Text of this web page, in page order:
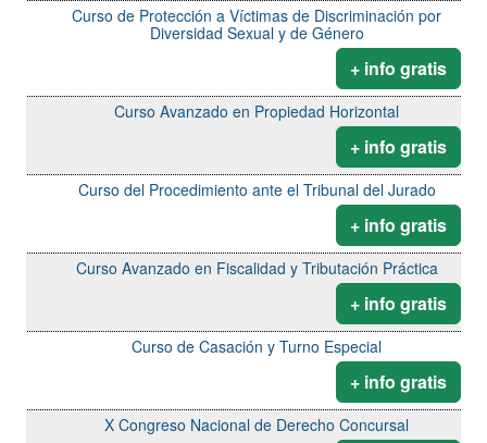
Curso de Protección a Víctimas de Discriminación por
Diversidad Sexual y de Género
+ info gratis
Curso Avanzado en Propiedad Horizontal
+ info gratis
Curso del Procedimiento ante el Tribunal del Jurado
+ info gratis
Curso Avanzado en Fiscalidad y Tributación Práctica
+ info gratis
Curso de Casación y Turno Especial
+ info gratis
X Congreso Nacional de Derecho Concursal